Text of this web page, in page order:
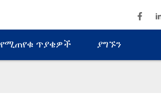
የሚጠየቁ ጥያቄዎች ያግኙን